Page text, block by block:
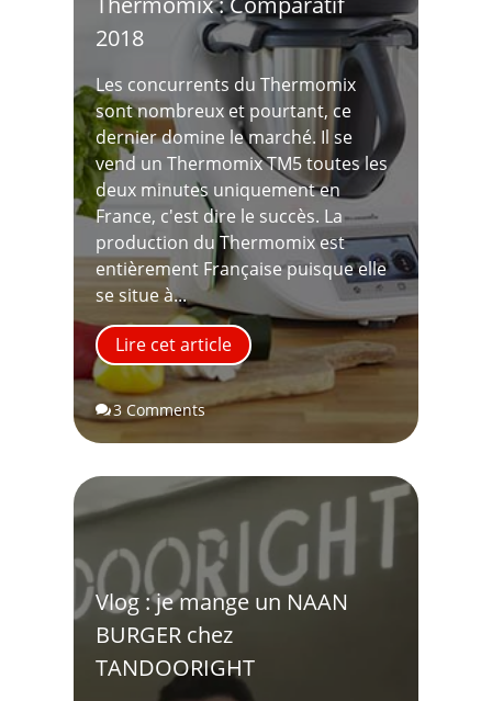
2018
Les concurrents du Thermomix
sont nombreux et pourtant, ce
dernier domine le marché. Il se
vend un Thermomix TM5 toutes les
deux minutes uniquement en
France, c'est dire le succès. La
production du Thermomix est
entièrement Française puisque elle
se situe à...
Lire cet article
3 Comments
Vlog : je mange un NAAN
BURGER chez
TANDOORIGHT